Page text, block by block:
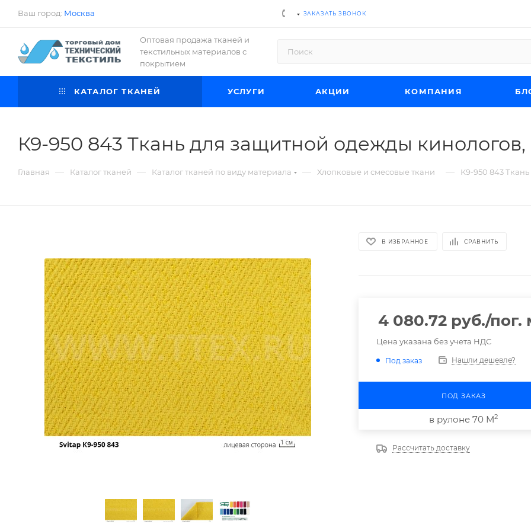
Ваш город: Москва ЗАКАЗАТЬ ЗВОНОК
Оптовая продажа тканей и
текстильных материалов с
покрытием
КАТАЛОГ ТКАНЕЙ УСЛУГИ АКЦИИ КОМПАНИЯ
К9-950 843 Ткань для защитной одежды кинологов,
Главная — Каталог тканей — Каталог тканей по виду материала — Хлопковые и смесовые ткани — К9-950 843
В ИЗБРАННОЕ СРАВНИТЬ
4 080.72 руб./пог.
Цена указана без учета НДС
Под заказ Нашли дешевле?
ПОД ЗАКАЗ
в рулоне 70 М2
Рассчитать доставку